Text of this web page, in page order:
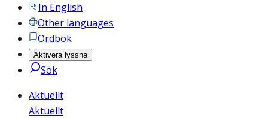
In English
Other languages
Ordbok
Aktivera lyssna
Sök
Aktuellt
Aktuellt